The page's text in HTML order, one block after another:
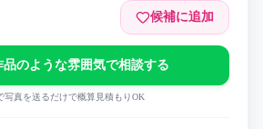
候補に追加
品のような雰囲気で相談する
写真を送るだけで概算見積もりOK